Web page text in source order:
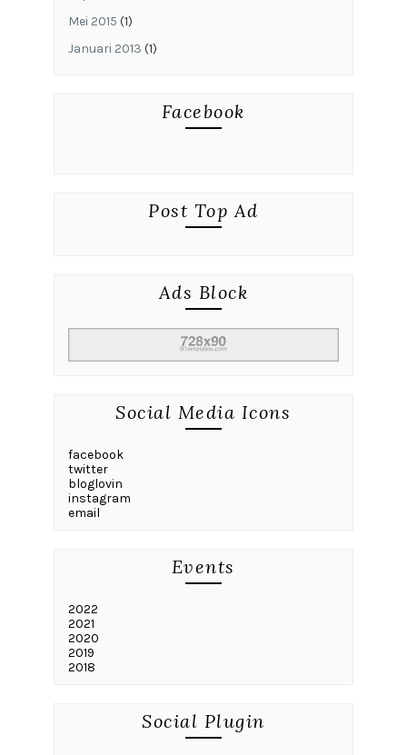
Mei 2015 (1)
Januari 2013 (1)
Facebook
Post Top Ad
Ads Block
Social Media Icons
facebook
twitter
bloglovin
instagram
email
Events
2022
2021
2020
2019
2018
Social Plugin